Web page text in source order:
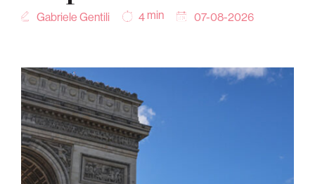
Gabriele Gentili 4 min 07-08-2026